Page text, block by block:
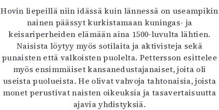
Hovin liepeillä niin idässä kuin lännessä on useampikin
nainen päässyt kurkistamaan kuningas- ja
keisariperheiden elämään aina 1500-luvulta lähtien.
Naisista löytyy myös sotilaita ja aktivisteja sekä
punaisten että valkoisten puolelta. Pettersson esittelee
myös ensimmäiset kansanedustajanaiset, joita oli
useista puolueista. He olivat vahvoja tahtonaisia, joista
monet perustivat naisten oikeuksia ja tasavertaisuutta
ajavia yhdistyksiä.